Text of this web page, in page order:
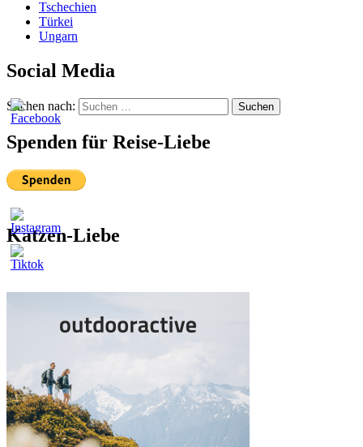
Tschechien
Türkei
Ungarn
Social Media
Suchen nach: Suchen
Spenden für Reise-Liebe
Katzen-Liebe